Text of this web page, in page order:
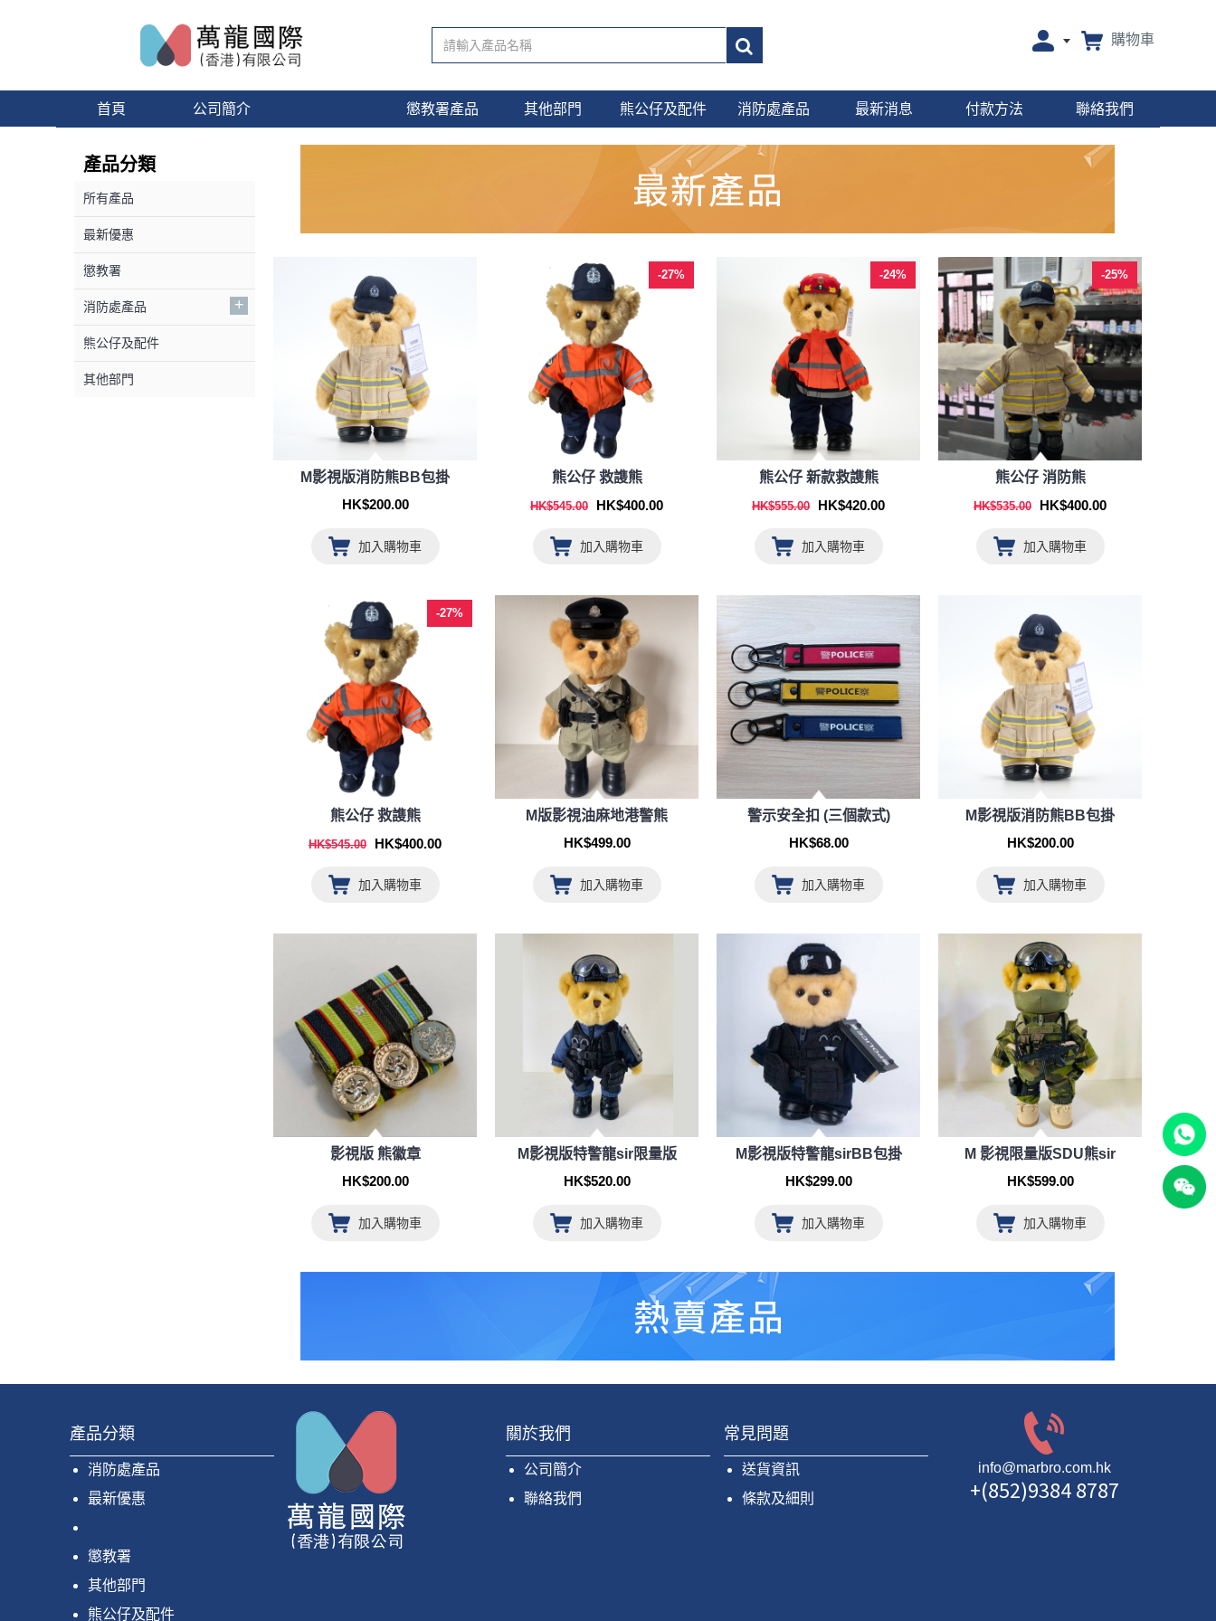
購物車
首頁 公司簡介 懲教署產品 其他部門 熊公仔及配件 消防處產品 最新消息 付款方法 聯絡我們
產品分類
所有產品
最新優惠
懲教署
消防處產品 +
熊公仔及配件
其他部門
M影視版消防熊BB包掛
HK$200.00
加入購物車
-27%
熊公仔 救謢熊
HK$545.00 HK$400.00
加入購物車
-24%
熊公仔 新款救謢熊
HK$555.00 HK$420.00
加入購物車
-25%
熊公仔 消防熊
HK$535.00 HK$400.00
加入購物車
-27%
熊公仔 救謢熊
HK$545.00 HK$400.00
加入購物車
M版影視油麻地港警熊
HK$499.00
加入購物車
警示安全扣 (三個款式)
HK$68.00
加入購物車
M影視版消防熊BB包掛
HK$200.00
加入購物車
影視版 熊徽章
HK$200.00
加入購物車
M影視版特警龍sir限量版
HK$520.00
加入購物車
M影視版特警龍sirBB包掛
HK$299.00
加入購物車
M 影視限量版SDU熊sir
HK$599.00
加入購物車
產品分類
消防處產品
最新優惠
懲教署
其他部門
熊公仔及配件
關於我們
公司簡介
聯絡我們
常見問題
送貨資訊
條款及細則
info@marbro.com.hk
+(852)9384 8787